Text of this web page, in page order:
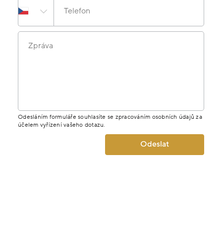
Telefon
Zpráva
Odesláním formuláře souhlasíte se zpracováním osobních údajů za
účelem vyřízení vašeho dotazu.
Odeslat